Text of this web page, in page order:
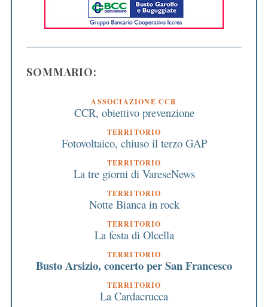
SOMMARIO:
ASSOCIAZIONE CCR
CCR, obiettivo prevenzione
TERRITORIO
Fotovoltaico, chiuso il terzo GAP
TERRITORIO
La tre giorni di VareseNews
TERRITORIO
Notte Bianca in rock
TERRITORIO
La festa di Olcella
TERRITORIO
Busto Arsizio, concerto per San Francesco
TERRITORIO
La Cardacrucca